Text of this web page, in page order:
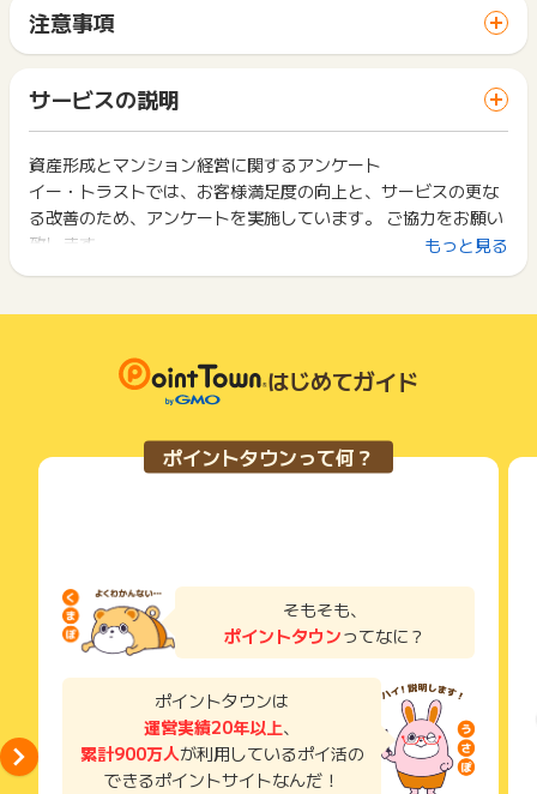
意ください。
アンケート回答後の電話確認完了
・WEBアンケート回答後、本人確認のお電話にお答えいただけ
た方
・日商エステムグループ（イー・トラスト、日商エステム、東
京日商エステム）へ、初めてのお申込で、資料請求や面談経験
がない方（一人一回、一世帯一回）
・昨年の個人年収が500万円以上の方
・満28歳以上の方
・資本金 5,000万円以上会社の正社員
た方）
【ポイント獲得対象外条件】
・アンケート回答後に、内容確認のお電話をさせていただきま
す。その際に、ご登録者様以外の方がお出になった場合や電話
下となります。
・本キャンペーンページ以外からのお問い合わせ
・ポイントに関する発言が一回でもあるなど、ポイント目当て
と判断した場合
※ポイントに関するお問い合わせは、ポイントタウンのサポート
までお問い合わせください。ポイントについて、広告主に直接
お問い合わせをした場合、ポイント獲得対象外となる場合がご
ざいます。
サイトに移動してからお申し込みやお買い物が完了するまでの
間に、同じブラウザ（※）で他のサイトに移動した場合はポイン
ト獲得ができません。
「 サイトへ行ってポイントGET 」ボタンを押した時とサービ
ス・お買い物利用時で、デバイス・ブラウザが異なる場合はポ
イント獲得ができません。
2回以上同じお買い物・サービスをご利用される場合は、毎回
ポイントタウンに戻り、「 サイトへ行ってポイントGET 」ボ
タンを押してからご利用ください。
下記の事項に該当する場合、広告主側で対象外とみなし、「獲
得無効」となる可能性があります。
て一度でも同サービス・お買い物を利用されたことがある場合
ご利用前には、Cookieの削除をおこなっていただくことを推奨
サービス・お買い物利用時にお電話など2つ以上の申し込み方
法がある場合、必ずサイト上のWEBフォームからお申し込みく
お申し込みやお買い物後、利用したサイトから送られる購入完
了などのメールは、ポイント獲得するまで必ず保管してくださ
獲得待ち・獲得失敗の状態でお問い合わせされる際に、該当の
メールを送っていただく場合がございます。
そのため、紛失・破棄された場合は対応いたしかねますので、
ご注意ください。
(※) SafariやChromeなどwebサイトを表示するアプリのこと
注意事項
一部のサービスにつきましては、1商品につき10円単位の金額
は切り捨てとなります。
ポイント獲得が1ポイント未満のものは切り捨てとなり、ポイ
ント履歴には記載されません。
原則として広告主側のポイント等を利用して支払われた金額分
につきましては、ポイントタウンのポイント獲得の対象には含
まれません。
広告主が運営しているサービスの都合もしくは会員様の都合で
商品の交換や一部でもキャンセルされた場合、ポイントが無効
各サービス・お買い物の獲得ポイントや獲得条件、キャンペー
れた時点の条件が適用されます。
条件を達成しているかどうかは各広告主ではなく、代理店が行
っているため、広告主はポイントに関する詳細を把握しており
そのため、ポイントタウンのポイントに関するお問い合わせを
広告主様に直接行わないようお願いいたします。
サービスの説明
資産形成とマンション経営に関するアンケート
イー・トラストでは、お客様満足度の向上と、サービスの更な
る改善のため、アンケートを実施しています。 ご協力をお願い
致します。
もっと見る
はじめてガイド
ポイントタウンって何？
そもそも、
ポイントタウンってなに？
ポイントタウンは
運営実績20年以上、
累計900万人が利用しているポイ活の
できるポイントサイトなんだ！